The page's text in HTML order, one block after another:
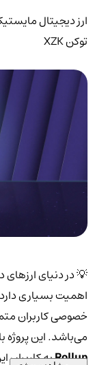
توکن XZK
💡 در دنیای
اهمیت بسیاری
خصوصی کاربران
می‌باشد. این پروژه
Rollupبه کاربران